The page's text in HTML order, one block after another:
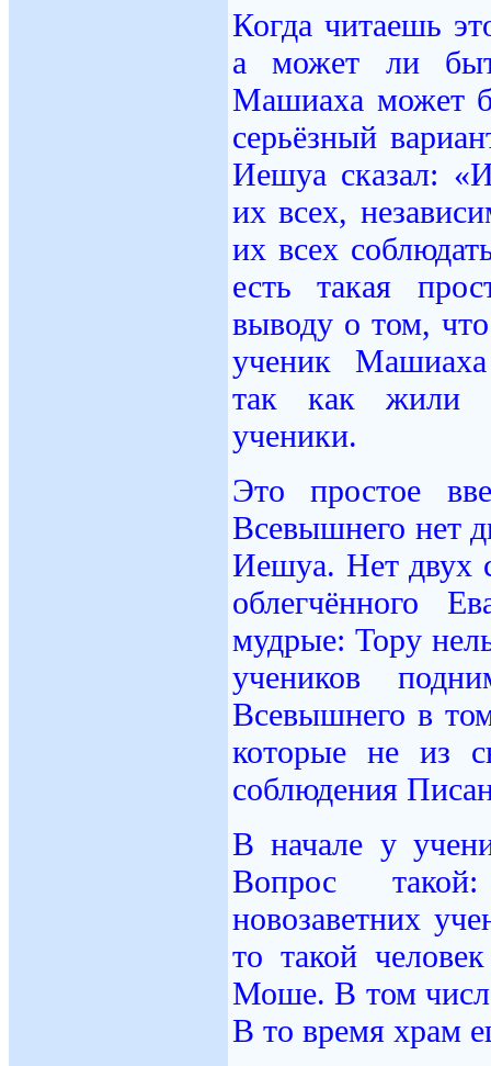
Когда читаешь
а может ли
Машиаха может
серьёзный
Иешуа сказал:
их всех,
их всех
есть такая
выводу о том,
ученик Машиаха
так как жили
ученики.
Это простое
Всевышнего нет
Иешуа. Нет двух
облегчённого
мудрые: Тору
учеников
Всевышнего в
которые не из
соблюдения
В начале у
Вопрос
новозаветних
то такой
Моше. В том
В то время храм